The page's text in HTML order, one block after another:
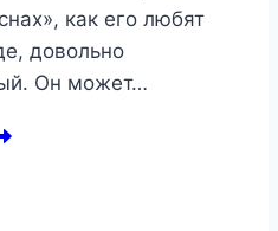
как его любят
довольно
Он может…